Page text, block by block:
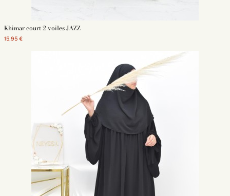
Khimar court 2 voiles JAZZ
15,95 €